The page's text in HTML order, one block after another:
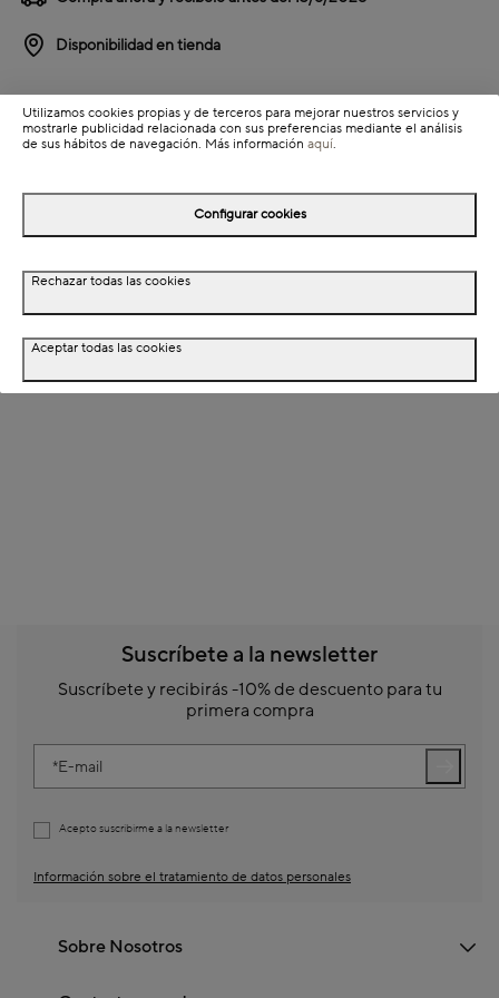
Disponibilidad en tienda
Colección: Nara
Dimensiones
Suscríbete a la newsletter
Suscríbete y recibirás -10% de descuento para tu
primera compra
E-mail
Acepto suscribirme a la newsletter
Información sobre el tratamiento de datos personales
Sobre Nosotros
Utilizamos cookies propias y de terceros para mejorar nuestros servicios y
mostrarle publicidad relacionada con sus preferencias mediante el análisis
de sus hábitos de navegación. Más información aquí.
Configurar cookies
Rechazar todas las cookies
Aceptar todas las cookies